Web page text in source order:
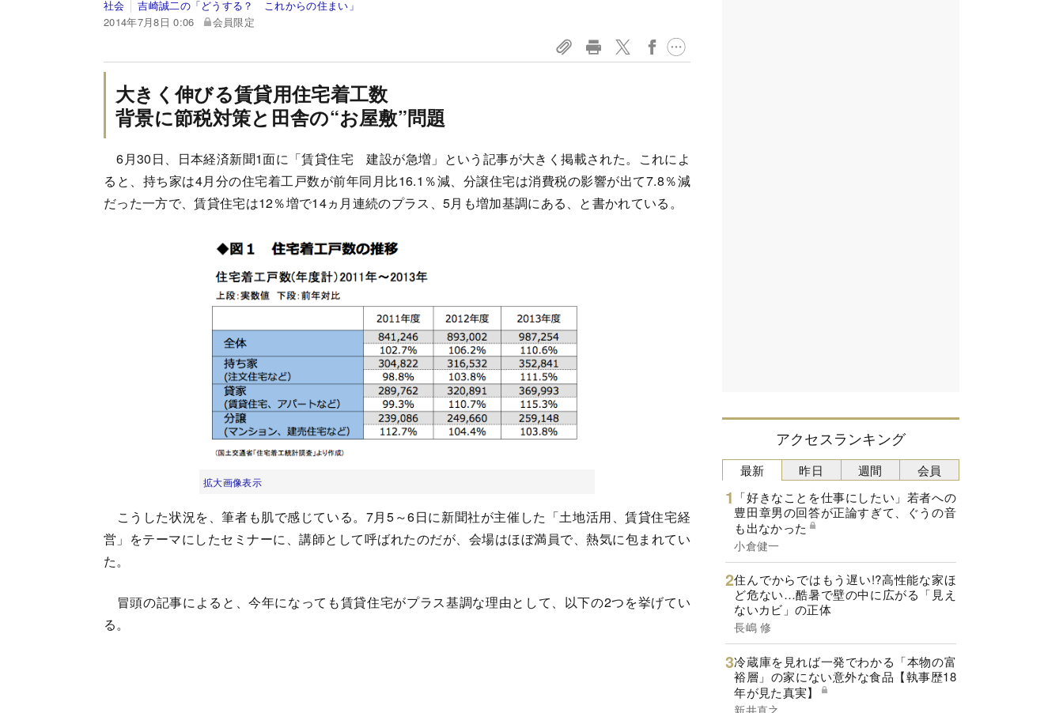
社会
吉崎誠二の「どうする？ これからの住まい」
2014年7月8日 0:06
会員限定
大きく伸びる賃貸用住宅着工数
背景に節税対策と田舎の“お屋敷”問題
6月30日、日本経済新聞1面に「賃貸住宅 建設が急増」という記事が大きく掲載された。これによ
ると、持ち家は4月分の住宅着工戸数が前年同月比16.1％減、分譲住宅は消費税の影響が出て7.8％減
だった一方で、賃貸住宅は12％増で14ヵ月連続のプラス、5月も増加基調にある、と書かれている。
拡大画像表示
こうした状況を、筆者も肌で感じている。7月5～6日に新聞社が主催した「土地活用、賃貸住宅経
営」をテーマにしたセミナーに、講師として呼ばれたのだが、会場はほぼ満員で、熱気に包まれてい
た。
冒頭の記事によると、今年になっても賃貸住宅がプラス基調な理由として、以下の2つを挙げてい
る。
アクセスランキング
最新
「好きなことを仕事にしたい」若者への
豊田章男の回答が正論すぎて、ぐうの音
も出なかった
小倉健一
住んでからではもう遅い!?高性能な家ほ
ど危ない…酷暑で壁の中に広がる「見え
ないカビ」の正体
長嶋 修
冷蔵庫を見れば一発でわかる「本物の富
裕層」の家にない意外な食品【執事歴18
年が見た真実】
新井直之
昨日 週間 会員